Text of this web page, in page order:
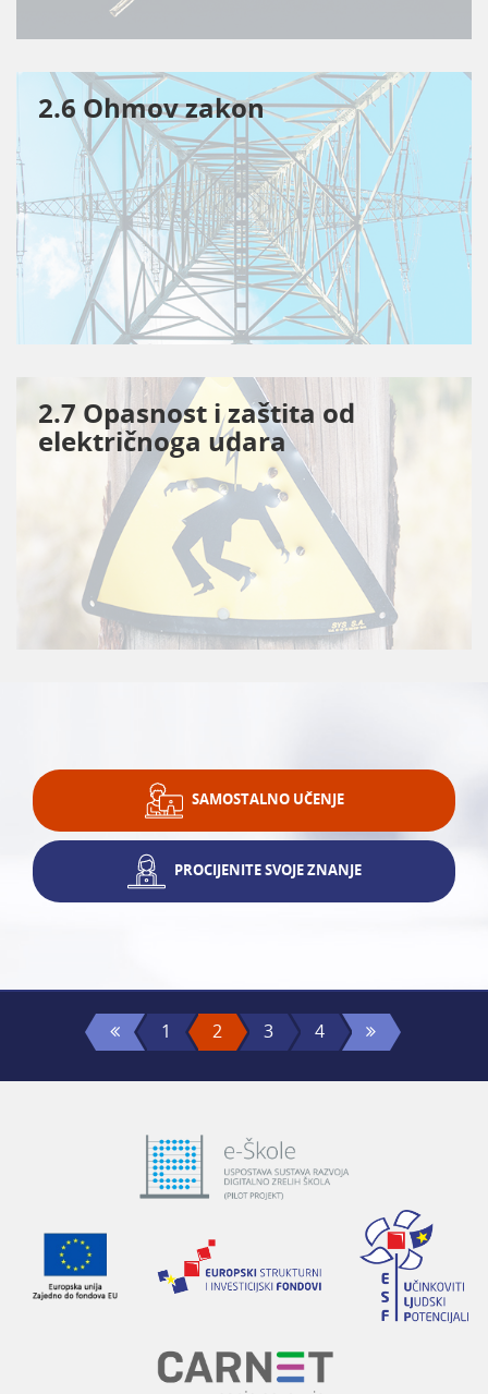
2.6 Ohmov zakon
2.7 Opasnost i zaštita od
električnoga udara
SAMOSTALNO UČENJE
PROCIJENITE SVOJE ZNANJE
1 2 3 4